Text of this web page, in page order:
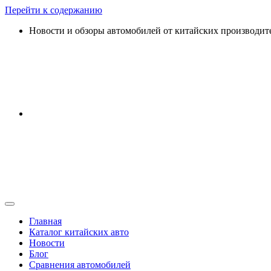
Перейти к содержанию
Новости и обзоры автомобилей от китайских
Главная
Каталог китайских авто
Новости
Блог
Сравнения автомобилей